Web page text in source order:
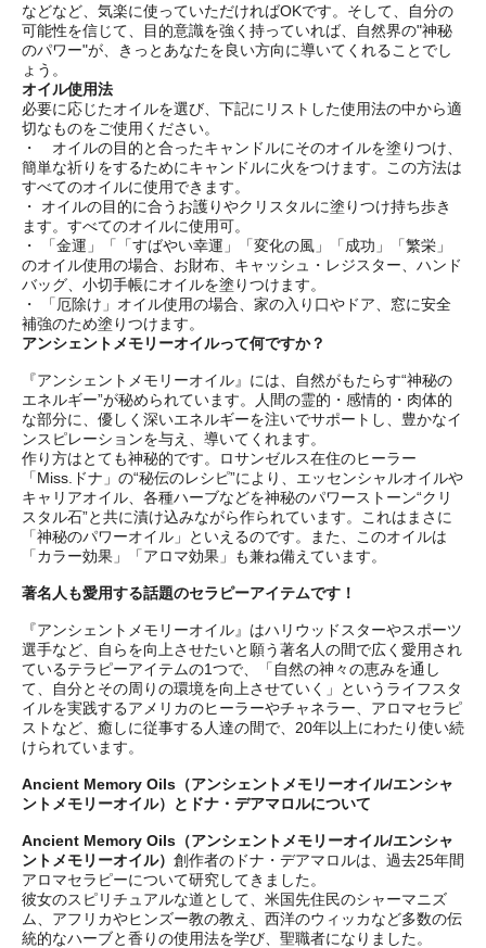
などなど、気楽に使っていただければOKです。そして、自分の
可能性を信じて、目的意識を強く持っていれば、自然界の"神秘
のパワー"が、きっとあなたを良い方向に導いてくれることでし
ょう。
オイル使用法
必要に応じたオイルを選び、下記にリストした使用法の中から適
切なものをご使用ください。
・ オイルの目的と合ったキャンドルにそのオイルを塗りつけ、
簡単な祈りをするためにキャンドルに火をつけます。この方法は
すべてのオイルに使用できます。
・ オイルの目的に合うお護りやクリスタルに塗りつけ持ち歩き
ます。すべてのオイルに使用可。
・ 「金運」「「すばやい幸運」「変化の風」「成功」「繁栄」
のオイル使用の場合、お財布、キャッシュ・レジスター、ハンド
バッグ、小切手帳にオイルを塗りつけます。
・ 「厄除け」オイル使用の場合、家の入り口やドア、窓に安全
補強のため塗りつけます。
アンシェントメモリーオイルって何ですか？
『アンシェントメモリーオイル』には、自然がもたらす“神秘の
エネルギー”が秘められています。人間の霊的・感情的・肉体的
な部分に、優しく深いエネルギーを注いでサポートし、豊かなイ
ンスピレーションを与え、導いてくれます。
作り方はとても神秘的です。ロサンゼルス在住のヒーラー
「Miss.ドナ」の“秘伝のレシピ”により、エッセンシャルオイルや
キャリアオイル、各種ハーブなどを神秘のパワーストーン“クリ
スタル石”と共に漬け込みながら作られています。これはまさに
「神秘のパワーオイル」といえるのです。また、このオイルは
「カラー効果」「アロマ効果」も兼ね備えています。
著名人も愛用する話題のセラピーアイテムです！
『アンシェントメモリーオイル』はハリウッドスターやスポーツ
選手など、自らを向上させたいと願う著名人の間で広く愛用され
ているテラピーアイテムの1つで、「自然の神々の恵みを通し
て、自分とその周りの環境を向上させていく」というライフスタ
イルを実践するアメリカのヒーラーやチャネラー、アロマセラピ
ストなど、癒しに従事する人達の間で、20年以上にわたり使い続
けられています。
Ancient Memory Oils（アンシェントメモリーオイル/エンシャ
ントメモリーオイル）とドナ・デアマロルについて
Ancient Memory Oils（アンシェントメモリーオイル/エンシャ
ントメモリーオイル） 創作者のドナ・デアマロルは、過去25年間
アロマセラピーについて研究してきました。
彼女のスピリチュアルな道として、米国先住民のシャーマニズ
ム、アフリカやヒンズー教の教え、西洋のウィッカなど多数の伝
統的なハーブと香りの使用法を学び、聖職者になりました。